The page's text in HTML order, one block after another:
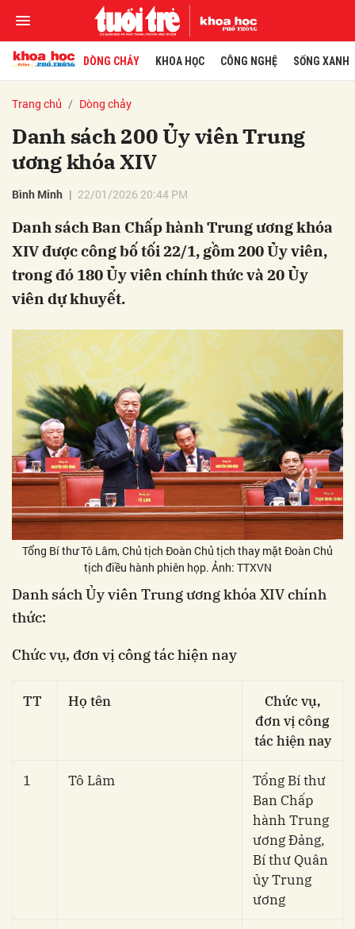
DÒNG CHẢY KHOA HỌC CÔNG NGHỆ SỐNG XANH
Trang chủ Dòng chảy
Danh sách 200 Ủy viên Trung
ương khóa XIV
Bình Minh 22/01/2026 20:44 PM
Danh sách Ban Chấp hành Trung ương khóa
XIV được công bố tối 22/1, gồm 200 Ủy viên,
trong đó 180 Ủy viên chính thức và 20 Ủy
viên dự khuyết.
Tổng Bí thư Tô Lâm, Chủ tịch Đoàn Chủ tịch thay mặt Đoàn Chủ
tịch điều hành phiên họp. Ảnh: TTXVN
Danh sách Ủy viên Trung ương khóa XIV chính
thức:
Chức vụ, đơn vị công tác hiện nay
TT Họ tên
Chức vụ,
đơn vị công
tác hiện nay
1 Tô Lâm
Tổng Bí thư
Ban Chấp
hành Trung
ương Đảng,
Bí thư Quân
ủy Trung
ương